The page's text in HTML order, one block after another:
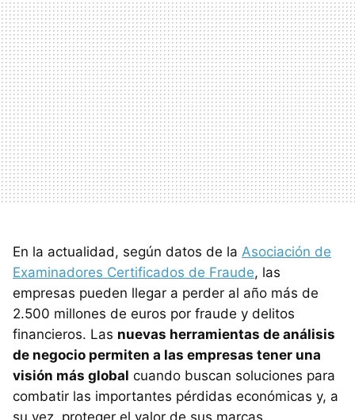
En la actualidad, según datos de la Asociación de
Examinadores Certificados de Fraude, las
empresas pueden llegar a perder al año más de
2.500 millones de euros por fraude y delitos
financieros. Las nuevas herramientas de análisis
de negocio permiten a las empresas tener una
visión más global cuando buscan soluciones para
combatir las importantes pérdidas económicas y, a
su vez, proteger el valor de sus marcas.